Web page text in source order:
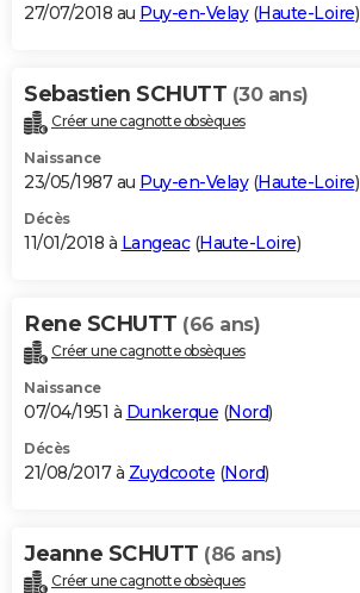
27/07/2018 au Puy-en-Velay(Haute-Loire)
Sebastien SCHUTT (30 ans)
Créer une cagnotte obsèques
Naissance
23/05/1987 au Puy-en-Velay(Haute-Loire)
Décès
11/01/2018 à Langeac(Haute-Loire)
Rene SCHUTT (66 ans)
Créer une cagnotte obsèques
Naissance
07/04/1951 à Dunkerque (Nord)
Décès
21/08/2017 à Zuydcoote (Nord)
Jeanne SCHUTT (86 ans)
Créer une cagnotte obsèques